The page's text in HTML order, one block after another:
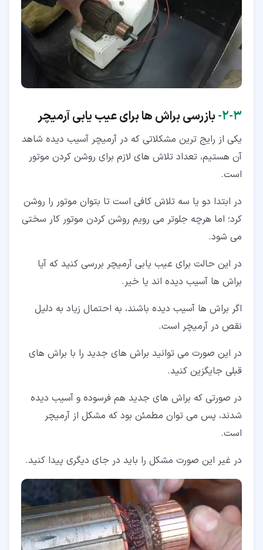
۳‏-‏۲‏- بازرسی براش ها برای عیب یابی آرمیچر
یکی از رایج ترین مشکلاتی که در آرمیچر آسیب دیده شاهد
آن هستیم، تعداد تلاش های لازم برای روشن کردن موتور
است.
در ابتدا دو یا سه تلاش کافی است تا بتوان موتور را روشن
کرد؛ اما هرچه جلوتر می رویم روشن کردن موتور کار سختی
می شود.
در این حالت برای عیب یابی آرمیچر بررسی کنید که آیا
براش ها آسیب دیده اند یا خیر.
اگر براش ها آسیب دیده باشند، به احتمال زیاد به دلیل
نقص در آرمیچر است.
در این صورت می توانید براش های جدید را با براش های
قبلی جایگزین کنید.
در صورتی که براش های جدید هم فرسوده و آسیب دیده
شدند، پس می توان مطمئن بود که مشکل از آرمیچر
است.
در غیر این صورت مشکل را باید در جای دیگری پیدا کنید.